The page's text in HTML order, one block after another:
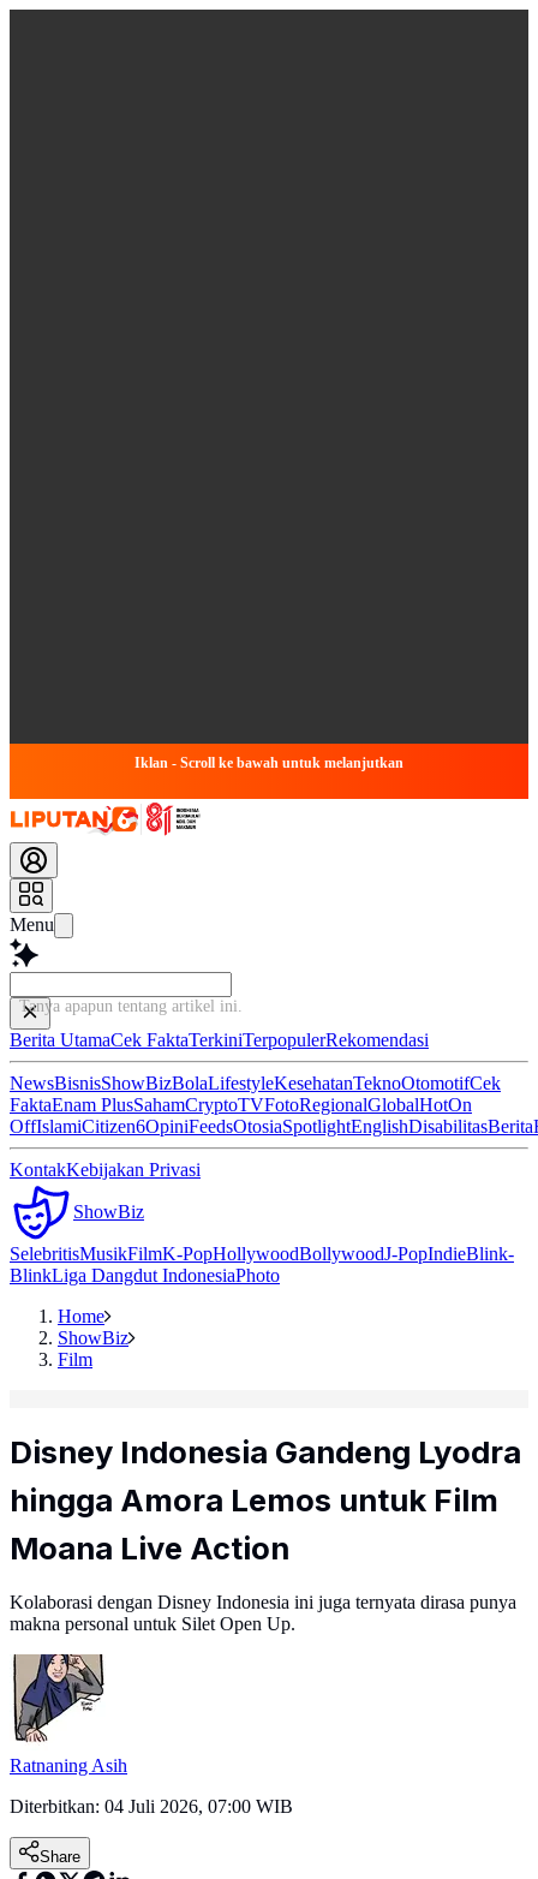
Iklan - Scroll ke bawah untuk melanjutkan
Menu
Tanya apapun tentan
Berita UtamaCek FaktaTerkiniTerpopulerRekomendasi
NewsBisnisShowBizBolaLifestyleKesehatanTeknoOtomotifCek
FaktaEnam PlusSahamCryptoTVFotoRegionalGlobalHotOn
OffIslamiCitizen6OpiniFeedsOtosiaSpotlightEnglishDisabilitasBerita
KontakKebijakan Privasi
ShowBiz
SelebritisMusikFilmK-PopHollywoodBollywoodJ-PopIndieBlink-
BlinkLiga Dangdut IndonesiaPhoto
Home
ShowBiz
Film
Disney Indonesia Gandeng Lyodra
hingga Amora Lemos untuk Film
Moana Live Action
Kolaborasi dengan Disney Indonesia ini juga ternyata dirasa punya
makna personal untuk Silet Open Up.
Ratnaning Asih
Diterbitkan: 04 Juli 2026, 07:00 WIB
Share